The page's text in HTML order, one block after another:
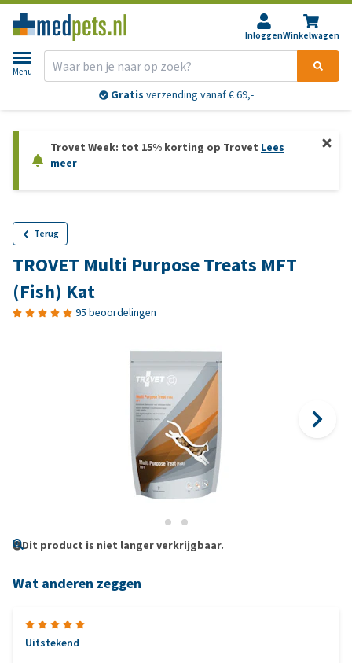
InloggenWinkelwagen
Menu
Gratis verzending vanaf € 69,-
Trovet Week: tot 15% korting op Trovet Lees
meer
Terug
TROVET Multi Purpose Treats MFT
(Fish) Kat
95 beoordelingen
Dit product is niet langer verkrijgbaar.
Wat anderen zeggen
Uitstekend